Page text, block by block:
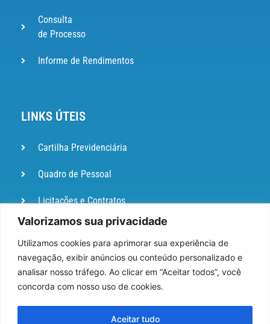
Valorizamos sua privacidade
Utilizamos cookies para aprimorar sua experiência de
navegação, exibir anúncios ou conteúdo personalizado e
analisar nosso tráfego. Ao clicar em “Aceitar todos”, você
concorda com nosso uso de cookies.
Aceitar tudo
Consulta
de Processo
Informe de Rendimentos
LINKS ÚTEIS
Cartilha Previdenciária
Quadro de Pessoal
Licitações e Contratos
Portal de
Ouvidoria
DIÁRIO
OFICIAL
Pesquisa de Satisfação